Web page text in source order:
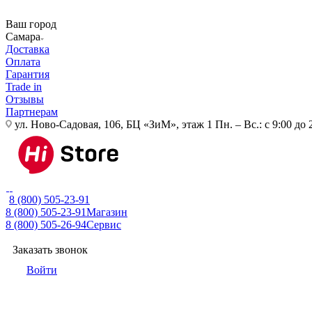
Ваш город
Самара
Доставка
Оплата
Гарантия
Trade in
Отзывы
Партнерам
ул. Ново-Садовая, 106, БЦ «ЗиМ», этаж 1 Пн. – Вс.: с 9:00 до
8 (800) 505-23-91
8 (800) 505-23-91Магазин
8 (800) 505-26-94Сервис
Заказать звонок
Войти